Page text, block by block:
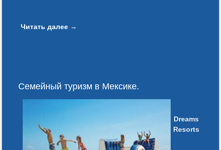
Читать далее →
Семейный туризм в Мексике.
Dreams
Resorts